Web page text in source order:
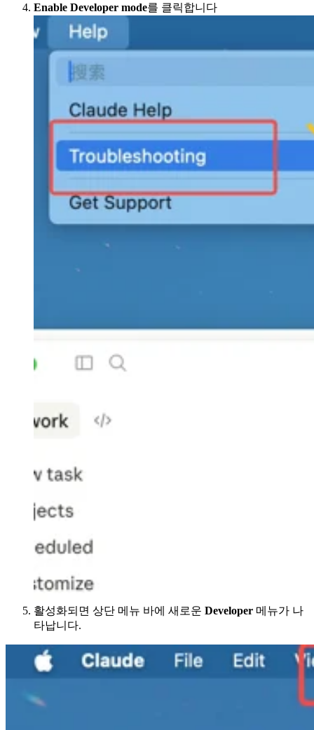
Enable Developer mode를 클릭합니다
활성화되면 상단 메뉴 바에 새로운 Developer 메뉴가 나
타납니다.